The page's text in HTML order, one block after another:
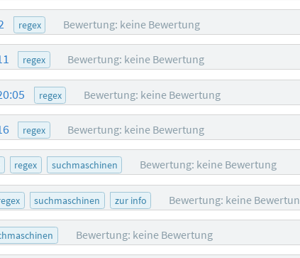
regex Bewertung: keine Bewertung
regex Bewertung: keine Bewertung
regex Bewertung: keine Bewertung
regex Bewertung: keine Bewertung
regex suchmaschinen Bewertung: keine Bewertung
suchmaschinen zur info Bewertung: keine
Bewertung: keine Bewertung